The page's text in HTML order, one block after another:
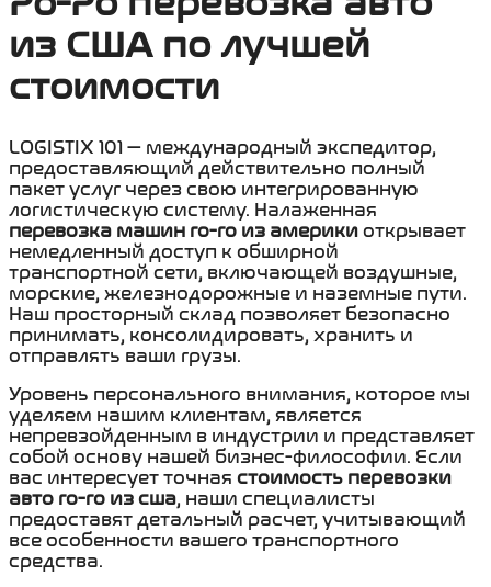
из США по лучшей
стоимости
LOGISTIX 101 — международный экспедитор,
предоставляющий действительно полный
пакет услуг через свою интегрированную
логистическую систему. Налаженная
перевозка машин ro-ro из америки открывает
немедленный доступ к обширной
транспортной сети, включающей воздушные,
морские, железнодорожные и наземные пути.
Наш просторный склад позволяет безопасно
принимать, консолидировать, хранить и
отправлять ваши грузы.
Уровень персонального внимания, которое мы
уделяем нашим клиентам, является
непревзойденным в индустрии и представляет
собой основу нашей бизнес-философии. Если
вас интересует точная стоимость перевозки
авто ro-ro из сша, наши специалисты
предоставят детальный расчет, учитывающий
все особенности вашего транспортного
средства.